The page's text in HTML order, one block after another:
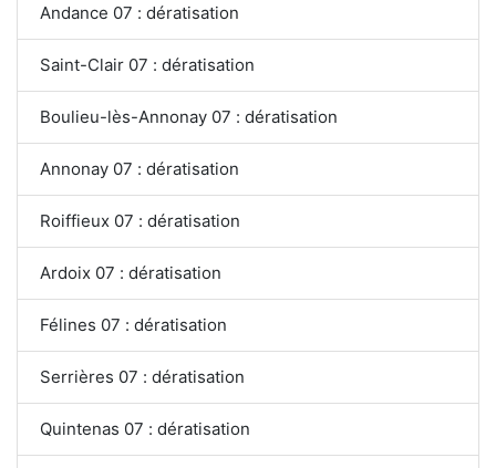
Andance 07 : dératisation
Saint-Clair 07 : dératisation
Boulieu-lès-Annonay 07 : dératisation
Annonay 07 : dératisation
Roiffieux 07 : dératisation
Ardoix 07 : dératisation
Félines 07 : dératisation
Serrières 07 : dératisation
Quintenas 07 : dératisation